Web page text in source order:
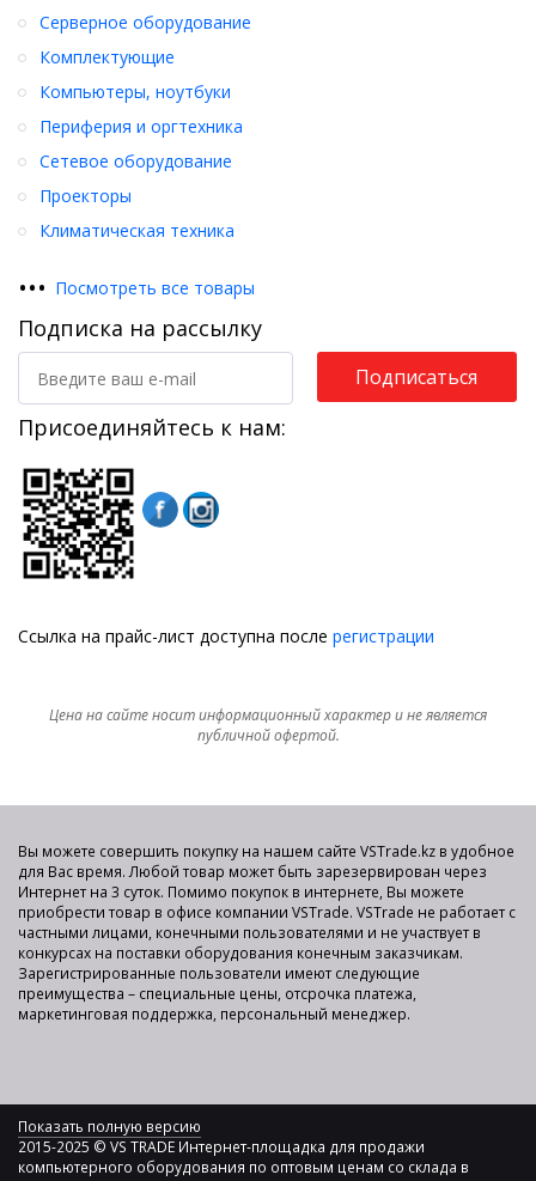
Серверное оборудование
Комплектующие
Компьютеры, ноутбуки
Периферия и оргтехника
Сетевое оборудование
Проекторы
Климатическая техника
••• Посмотреть все товары
Подписка на рассылку
Подписаться
Присоединяйтесь к нам:
Ссылка на прайс-лист доступна после регистрации
Цена на сайте носит информационный характер и не является
публичной офертой.
Вы можете совершить покупку на нашем сайте VSTrade.kz в удобное
для Вас время. Любой товар может быть зарезервирован через
Интернет на 3 суток. Помимо покупок в интернете, Вы можете
приобрести товар в офисе компании VSTrade. VSTrade не работает с
частными лицами, конечными пользователями и не участвует в
конкурсах на поставки оборудования конечным заказчикам.
Зарегистрированные пользователи имеют следующие
преимущества – специальные цены, отсрочка платежа,
маркетинговая поддержка, персональный менеджер.
Показать полную версию
2015-2025 © VS TRADE Интернет-площадка для продажи
компьютерного оборудования по оптовым ценам со склада в